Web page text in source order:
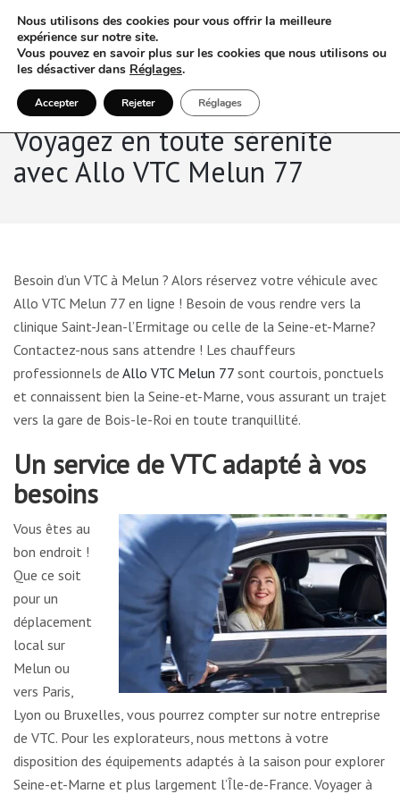
Voyagez en toute sérénité
avec Allo VTC Melun 77
Besoin d’un VTC à Melun ? Alors réservez votre véhicule avec
Allo VTC Melun 77 en ligne ! Besoin de vous rendre vers la
clinique Saint-Jean-l’Ermitage ou celle de la Seine-et-Marne?
Contactez-nous sans attendre ! Les chauffeurs
professionnels de Allo VTC Melun 77 sont courtois, ponctuels
et connaissent bien la Seine-et-Marne, vous assurant un trajet
vers la gare de Bois-le-Roi en toute tranquillité.
Un service de VTC adapté à vos
besoins
Vous êtes au
bon endroit !
Que ce soit
pour un
déplacement
local sur
Melun ou
vers Paris,
Lyon ou Bruxelles, vous pourrez compter sur notre entreprise
de VTC. Pour les explorateurs, nous mettons à votre
disposition des équipements adaptés à la saison pour explorer
Seine-et-Marne et plus largement l’Île-de-France. Voyager à
Nous utilisons des cookies pour vous offrir la meilleure
expérience sur notre site.
Vous pouvez en savoir plus sur les cookies que nous utilisons ou
les désactiver dans Réglages.
Accepter Rejeter Réglages